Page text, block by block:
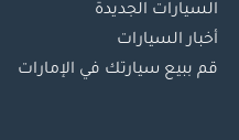
السيارات الجديدة
أخبار السيارات
قم ببيع سيارتك في الإمارات